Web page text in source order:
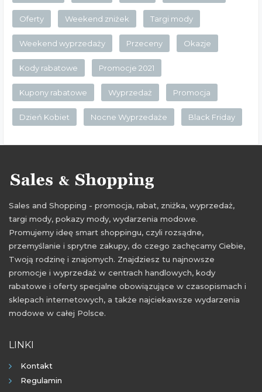
Oferty Weekend zniżek Targi mody
Weekend wyprzedaży Przeceny Okazje
Kody rabatowe Promocje 2021
Kupony rabatowe Wyprzedaż Promocja
Dzień Kobiet Nocne Wyprzedaże Black Friday
Sales and Shopping - promocja, rabat, zniżka, wyprzedaż,
targi mody, pokazy mody, wydarzenia modowe.
Promujemy ideę smart shoppingu, czyli rozsądne,
przemyślanie i sprytne zakupy, do czego zachęcamy Ciebie,
Twoją rodzinę i znajomych. Znajdziesz tu najnowsze
promocje i wyprzedaż w centrach handlowych, kody
rabatowe i oferty specjalne obowiązujące w czasopismach i
sklepach internetowych, a także najciekawsze wydarzenia
modowe w całej Polsce.
LINKI
Kontakt
Regulamin